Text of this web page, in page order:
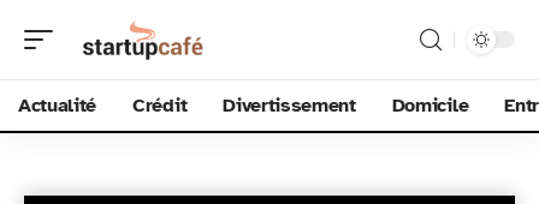
Actualité Crédit Divertissement Domicile